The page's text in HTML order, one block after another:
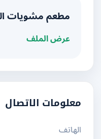
مطعم مشويات الحارة
عرض الملف
معلومات الاتصال
الهاتف